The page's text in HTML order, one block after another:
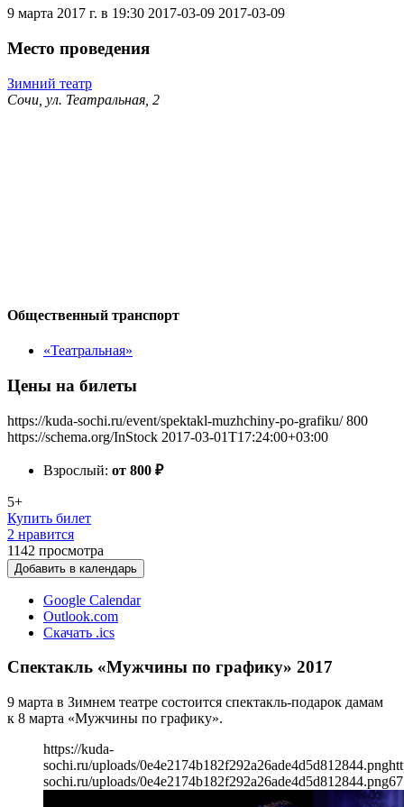
9 марта 2017 г. в 19:30 2017-03-09 2017-03-09
Место проведения
Зимний театр
Сочи, ул. Театральная, 2
Общественный транспорт
«Театральная»
Цены на билеты
https://kuda-sochi.ru/event/spektakl-muzhchiny-po-grafiku/ 800
https://schema.org/InStock 2017-03-01T17:24:00+03:00
Взрослый: от 800 ₽
5+
Купить билет
2 нравится
1142 просмотра
Добавить в календарь
Google Calendar
Outlook.com
Скачать .ics
Спектакль «Мужчины по графику» 2017
9 марта в Зимнем театре состоится спектакль-подарок дамам
к 8 марта «Мужчины по графику».
https://kuda-
sochi.ru/uploads/0e4e2174b182f292a26ade4d5d812844.png
sochi.ru/uploads/0e4e2174b182f292a26ade4d5d812844.png